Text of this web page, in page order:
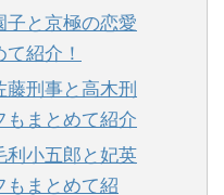
子と京極の恋愛
紹介！
藤刑事と高木刑
もまとめて紹介
利小五郎と妃英
もまとめて紹